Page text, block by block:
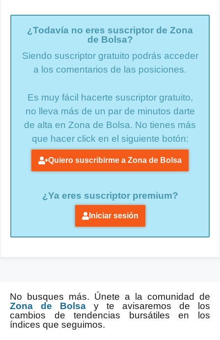
¿Todavía no eres suscriptor de Zona
de Bolsa?
Siendo suscriptor gratuito podrás acceder
a los comentarios de las posiciones.
Es muy fácil hacerte suscriptor gratuito,
no lleva más de un par de minutos darte
de alta en Zona de Bolsa. No tienes más
que hacer click en el siguiente botón:
Quiero suscribirme a Zona de Bolsa
¿Ya eres suscriptor premium?
Iniciar sesión
No busques más. Únete a la comunidad de
Zona de Bolsa y te avisaremos de los
cambios de tendencias bursátiles en los
índices que seguimos.